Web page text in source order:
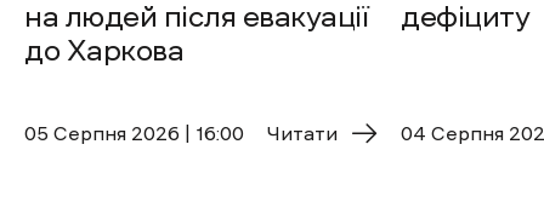
на людей після евакуації
до Харкова
05 Cерпня 2026 | 16:00 Читати
дефіциту
04 Cерпня